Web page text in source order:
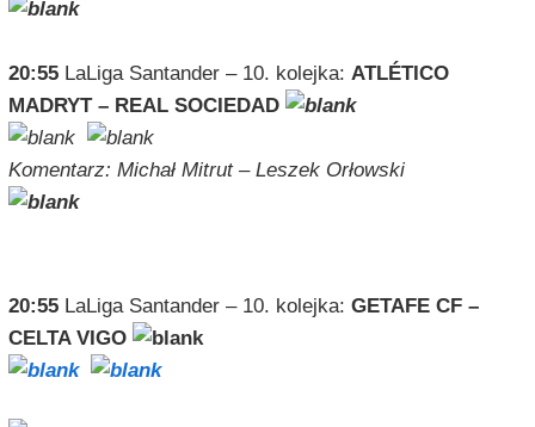
20:55 LaLiga Santander – 10. kolejka: ATLÉTICO
MADRYT – REAL SOCIEDAD
Komentarz: Michał Mitrut – Leszek Orłowski
20:55LaLiga Santander – 10. kolejka: GETAFE CF –
CELTA VIGO